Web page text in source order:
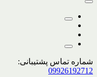
شماره تماس پشتیبانی:
09926192712